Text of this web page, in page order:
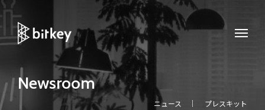
Newsroom
ニュース
プレスキット